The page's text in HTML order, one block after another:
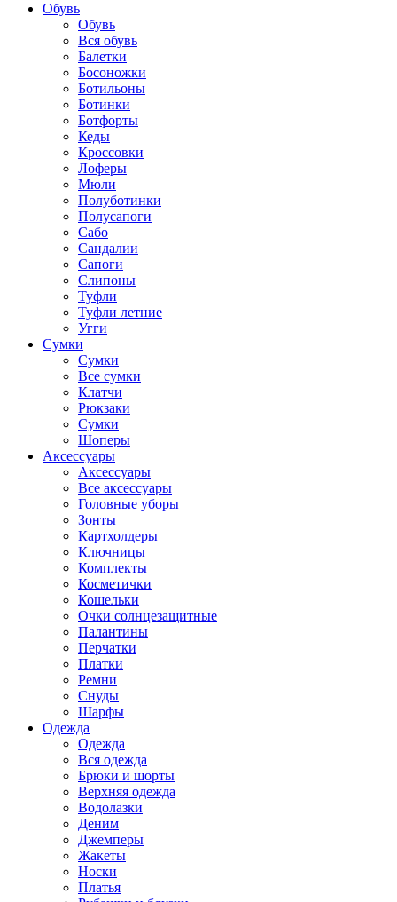
Обувь
Обувь
Вся обувь
Балетки
Босоножки
Ботильоны
Ботинки
Ботфорты
Кеды
Кроссовки
Лоферы
Мюли
Полуботинки
Полусапоги
Сабо
Сандалии
Сапоги
Слипоны
Туфли
Туфли летние
Угги
Сумки
Сумки
Все сумки
Клатчи
Рюкзаки
Сумки
Шоперы
Аксессуары
Аксессуары
Все аксессуары
Головные уборы
Зонты
Картхолдеры
Ключницы
Комплекты
Косметички
Кошельки
Очки солнцезащитные
Палантины
Перчатки
Платки
Ремни
Снуды
Шарфы
Одежда
Одежда
Вся одежда
Брюки и шорты
Верхняя одежда
Водолазки
Деним
Джемперы
Жакеты
Носки
Платья